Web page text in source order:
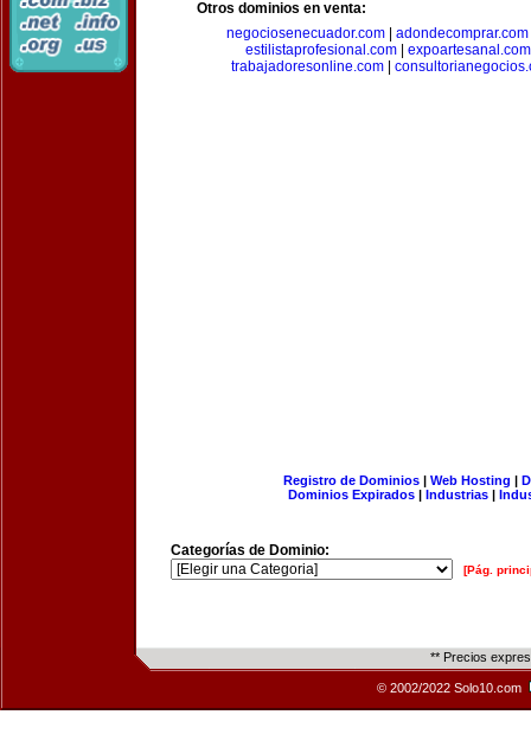
Otros dominios en venta:
negociosenecuador.com| adondecomprar.com
estilistaprofesional.com
expoartesanal.com
trabajadoresonline.com
Registro de Dominios| Web Hosting |
Dominios Expirados | Industrias |
Categorías de Dominio:
[Pág.
** Precios
© 2002/2022 Solo10.com